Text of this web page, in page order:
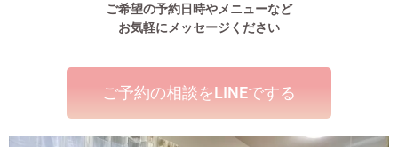
ご希望の予約日時やメニューなど
お気軽にメッセージください
ご予約の相談をLINEでする